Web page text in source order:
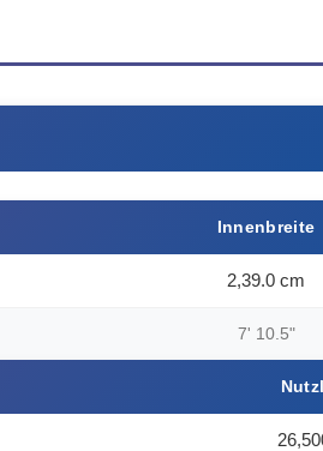
Innenbreite
2,39.0 cm
7' 10.5"